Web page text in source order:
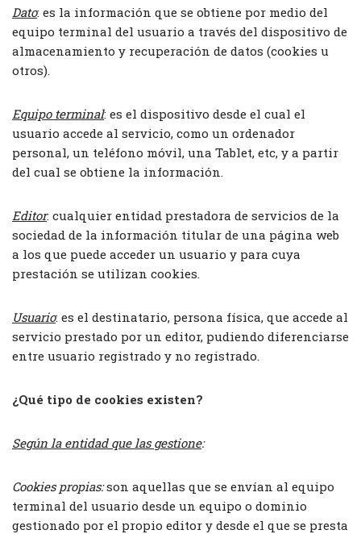
Dato: es la información que se obtiene por medio del
equipo terminal del usuario a través del dispositivo de
almacenamiento y recuperación de datos (cookies u
otros).
Equipo terminal: es el dispositivo desde el cual el
usuario accede al servicio, como un ordenador
personal, un teléfono móvil, una Tablet, etc, y a partir
del cual se obtiene la información.
Editor: cualquier entidad prestadora de servicios de la
sociedad de la información titular de una página web
a los que puede acceder un usuario y para cuya
prestación se utilizan cookies.
Usuario: es el destinatario, persona física, que accede al
servicio prestado por un editor, pudiendo diferenciarse
entre usuario registrado y no registrado.
¿Qué tipo de cookies existen?
Según la entidad que las gestione:
Cookies propias:son aquellas que se envían al equipo
terminal del usuario desde un equipo o dominio
gestionado por el propio editor y desde el que se presta